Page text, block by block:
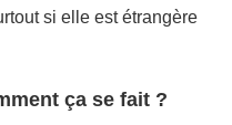
si elle est étrangère
ça se fait ?